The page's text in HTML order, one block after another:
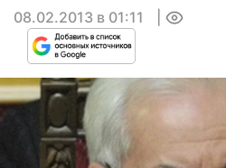
08.02.2013 в 01:11